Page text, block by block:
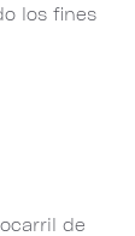
los fines
de